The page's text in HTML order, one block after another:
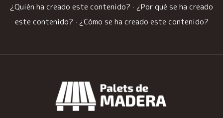
¿Quién ha creado este contenido? · ¿Por qué se ha creado
este contenido? · ¿Cómo se ha creado este contenido?